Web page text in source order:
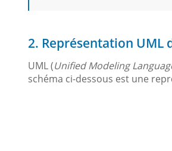
2. Représentation UML
UML (Unified Modeling
schéma ci-dessous est une